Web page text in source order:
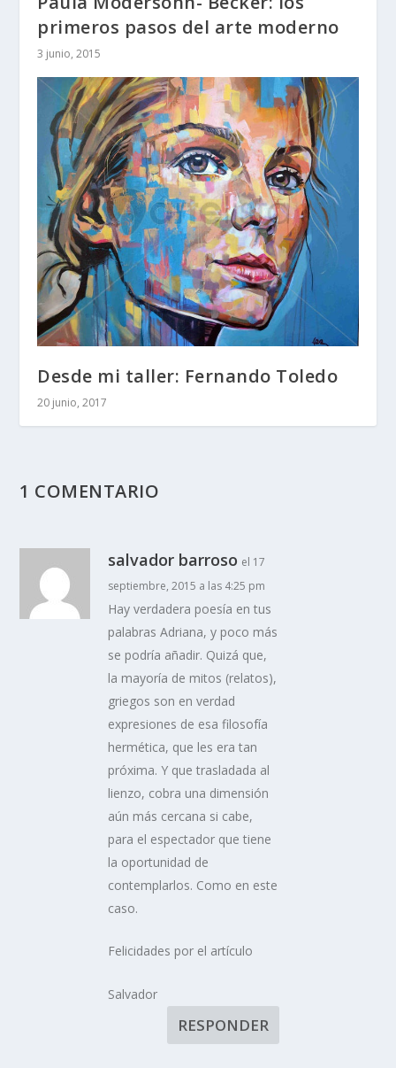
primeros pasos del arte moderno
3 junio, 2015
Desde mi taller: Fernando Toledo
20 junio, 2017
1 COMENTARIO
salvador barroso el 17
septiembre, 2015 a las 4:25 pm
Hay verdadera poesía en tus
palabras Adriana, y poco más
se podría añadir. Quizá que,
la mayoría de mitos (relatos),
griegos son en verdad
expresiones de esa filosofía
hermética, que les era tan
próxima. Y que trasladada al
lienzo, cobra una dimensión
aún más cercana si cabe,
para el espectador que tiene
la oportunidad de
contemplarlos. Como en este
caso.
Felicidades por el artículo
Salvador
RESPONDER